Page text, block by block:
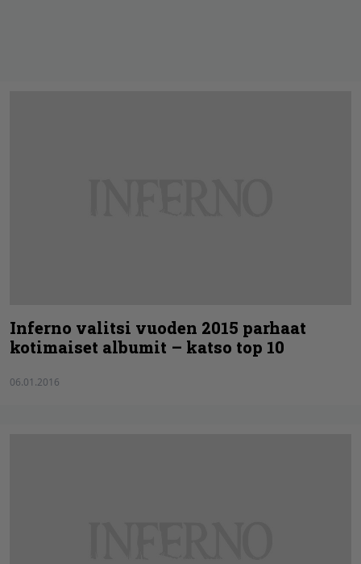
Inferno valitsi vuoden 2015 parhaat
kotimaiset albumit – katso top 10
06.01.2016